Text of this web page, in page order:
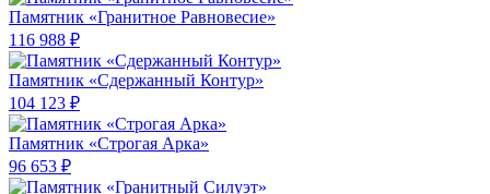
Памятник «Гранитное Равновесие»
116 988 ₽
Памятник «Сдержанный Контур»
104 123 ₽
Памятник «Строгая Арка»
96 653 ₽